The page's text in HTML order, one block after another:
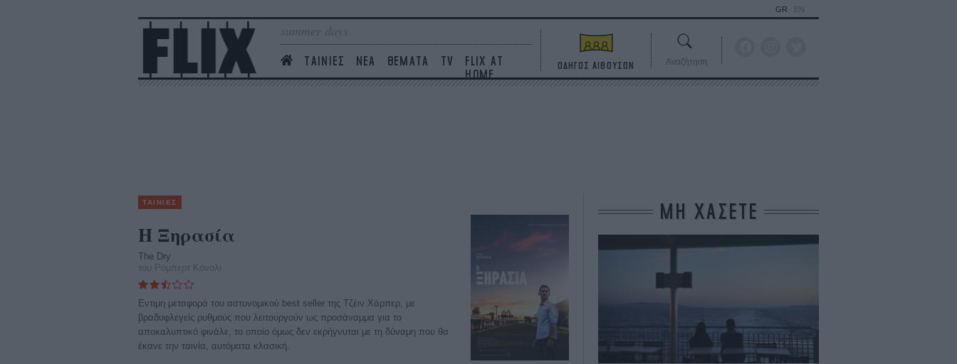
summer days
ΤΑΙΝΙΕΣ ΝΕΑ ΘΕΜΑΤΑ TV
FLIX AT
HOME
GR EN
ΟΔΗΓΟΣ ΑΙΘΟΥΣΩΝ Αναζήτηση
ΤΑΙΝΙΕΣ
Η Ξηρασία
The Dry
του Ρόμπερτ Κόνολι
Εντιμη μεταφορά του αστυνομικού best seller της Τζέιν Χάρπερ, με
βραδυφλεγείς ρυθμούς που λειτουργούν ως προσάναμμα για το
αποκαλυπτικό φινάλε, το οποίο όμως δεν εκρήγνυται με τη δύναμη που θα
έκανε την ταινία, αυτόματα κλασική.
ΜΗ ΧΑΣΕΤΕ